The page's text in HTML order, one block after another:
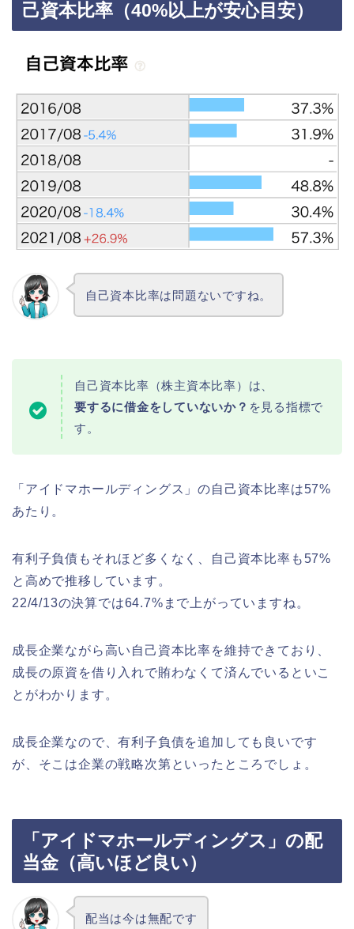
己資本比率（40%以上が安心目安）
自己資本比率は問題ないですね。
自己資本比率（株主資本比率）は、
要するに借金をしていないか？ を見る指標で
す。
「アイドマホールディングス」の自己資本比率は57%
あたり。
有利子負債もそれほど多くなく、自己資本比率も57%
と高めで推移しています。
22/4/13の決算では64.7%まで上がっていますね。
成長企業ながら高い自己資本比率を維持できており、
成長の原資を借り入れで賄わなくて済んでいるといこ
とがわかります。
成長企業なので、有利子負債を追加しても良いです
が、そこは企業の戦略次第といったところでしょ。
「アイドマホールディングス」の配
当金（高いほど良い）
配当は今は無配です